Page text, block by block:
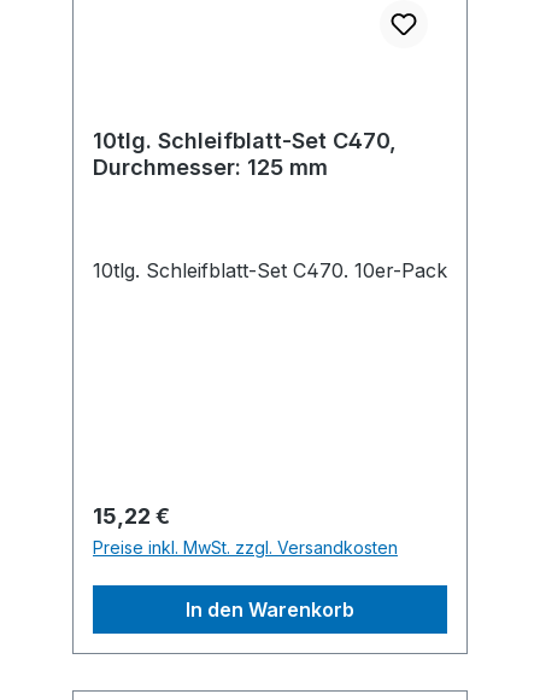
10tlg. Schleifblatt-Set C470,
Durchmesser: 125 mm
10tlg. Schleifblatt-Set C470. 10er-Pack
Regulärer Preis:
15,22 €
Preise inkl. MwSt. zzgl. Versandkosten
In den Warenkorb